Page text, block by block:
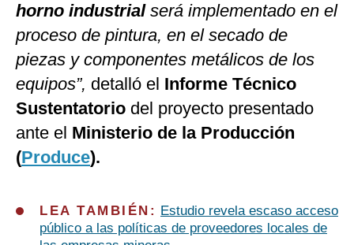
horno industrialserá implementado en el
proceso de pintura, en el secado de
piezas y componentes metálicos de los
equipos”, detalló el Informe Técnico
Sustentatorio del proyecto presentado
ante el Ministerio de la Producción
(Produce).
LEA TAMBIÉN:
Estudio revela escaso acceso
público a las políticas de proveedores locales de